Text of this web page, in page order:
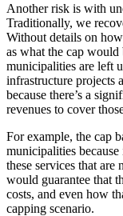
Another risk is with
Traditionally, we
Without details on
as what the cap
municipalities are left
infrastructure projects
because there’s a
revenues to cover
For example, the cap
municipalities
these services that are
would guarantee that
costs, and even how
capping scenario.